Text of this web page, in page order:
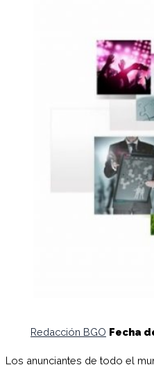
Redacción BGO Fecha
Los anunciantes de todo el